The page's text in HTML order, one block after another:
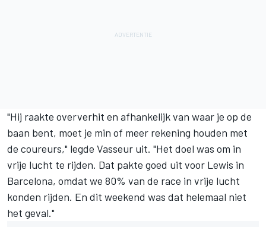
"Hij raakte oververhit en afhankelijk van waar je op de
baan bent, moet je min of meer rekening houden met
de coureurs," legde Vasseur uit. "Het doel was om in
vrije lucht te rijden. Dat pakte goed uit voor Lewis in
Barcelona, omdat we 80% van de race in vrije lucht
konden rijden. En dit weekend was dat helemaal niet
het geval."